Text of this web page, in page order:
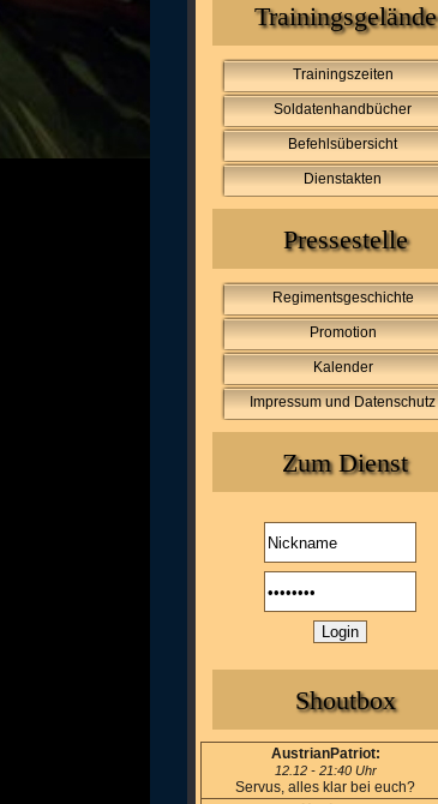
Trainingsgelände
Trainingszeiten
Soldatenhandbücher
Befehlsübersicht
Dienstakten
Pressestelle
Regimentsgeschichte
Promotion
Kalender
Impressum und Datenschutz
Zum Dienst
Shoutbox
AustrianPatriot:
12.12 - 21:40 Uhr
Servus, alles klar bei euch?